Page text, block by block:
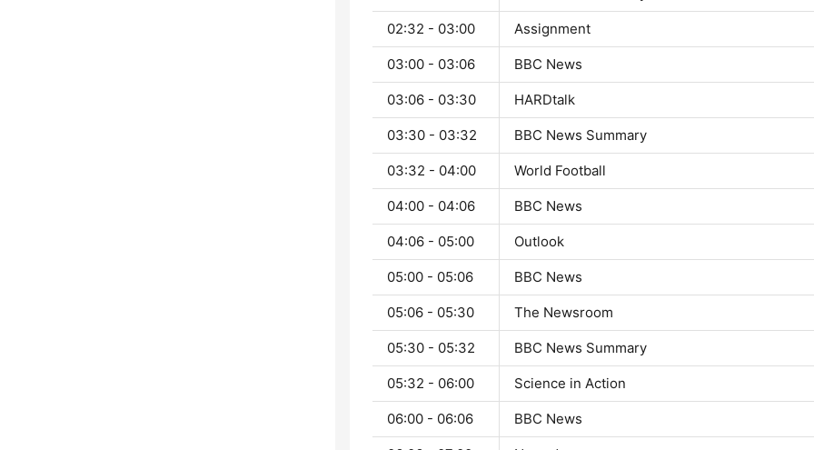
02:32 - 03:00 Assignment
03:00 - 03:06 BBC News
03:06 - 03:30 HARDtalk
03:30 - 03:32 BBC News Summary
03:32 - 04:00 World Football
04:00 - 04:06 BBC News
04:06 - 05:00 Outlook
05:00 - 05:06 BBC News
05:06 - 05:30 The Newsroom
05:30 - 05:32 BBC News Summary
05:32 - 06:00 Science in Action
06:00 - 06:06 BBC News